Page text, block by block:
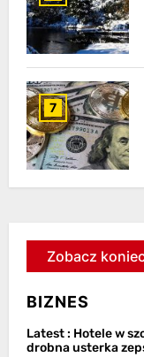
7
Zobacz
BIZNES
Latest : Hotele w
drobna usterka